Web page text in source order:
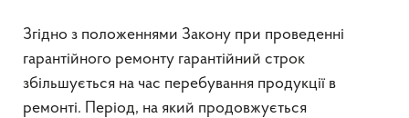
Згідно з положеннями Закону при проведенні
гарантійного ремонту гарантійний строк
збільшується на час перебування продукції в
ремонті. Період, на який продовжується